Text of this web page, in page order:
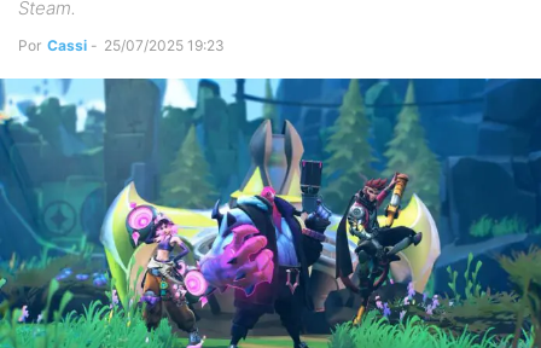
Steam.
Por Cassi - 25/07/2025 19:23